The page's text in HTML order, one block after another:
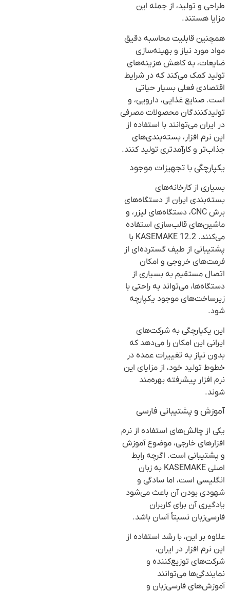
طراحی و تولید، از جمله این
مزایا هستند.
همچنین قابلیت محاسبه دقیق
مواد مورد نیاز و بهینه‌سازی
ضایعات، به کاهش هزینه‌های
تولید کمک می‌کند که در شرایط
اقتصادی فعلی بسیار حیاتی
است. صنایع غذایی، دارویی، و
تولیدکنندگان محصولات مصرفی
در ایران می‌توانند با استفاده از
این نرم افزار، بسته‌بندی‌های
جذاب‌تر و کارآمدتری تولید کنند.
یکپارچگی با تجهیزات موجود
بسیاری از کارخانه‌های
بسته‌بندی ایران از دستگاه‌های
برش CNC، دستگاه‌های لیزر، و
ماشین‌های قالب‌سازی استفاده
می‌کنند. KASEMAKE 12.2 با
پشتیبانی از طیف گسترده‌ای از
فرمت‌های خروجی و امکان
اتصال مستقیم به بسیاری از
دستگاه‌ها، می‌تواند به راحتی با
زیرساخت‌های موجود یکپارچه
شود.
این یکپارچگی به شرکت‌های
ایرانی این امکان را می‌دهد که
بدون نیاز به تغییرات عمده در
خطوط تولید خود، از مزایای این
نرم افزار پیشرفته بهره‌مند
شوند.
آموزش و پشتیبانی فارسی
یکی از چالش‌های استفاده از نرم
افزارهای خارجی، موضوع آموزش
و پشتیبانی است. اگرچه رابط
اصلی KASEMAKE به زبان
انگلیسی است، اما سادگی و
شهودی بودن آن باعث می‌شود
یادگیری آن برای کاربران
فارسی‌زبان نسبتاً آسان باشد.
علاوه بر این، با رشد استفاده از
این نرم افزار در ایران،
شرکت‌های توزیع‌کننده و
نمایندگی‌ها می‌توانند
آموزش‌های فارسی‌زبان و